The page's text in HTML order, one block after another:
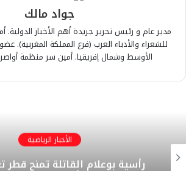
جواد مالك
مدير عام و رئيس تحرير جريدة أهم الأخبار الدولية.
للشعراء والأدباء العرب (فرع المملكة المغربية).
الأوسط وشمال إفريقيا. أمين سر منظمة أواصر
الأخبار الرياضية
​رأسية بوعلام القاتلة تمنح قطر